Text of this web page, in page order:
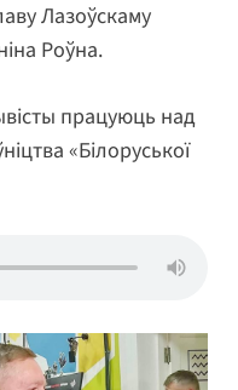
Лазоўскаму
Роўна.
працуюць над
«Білоруської